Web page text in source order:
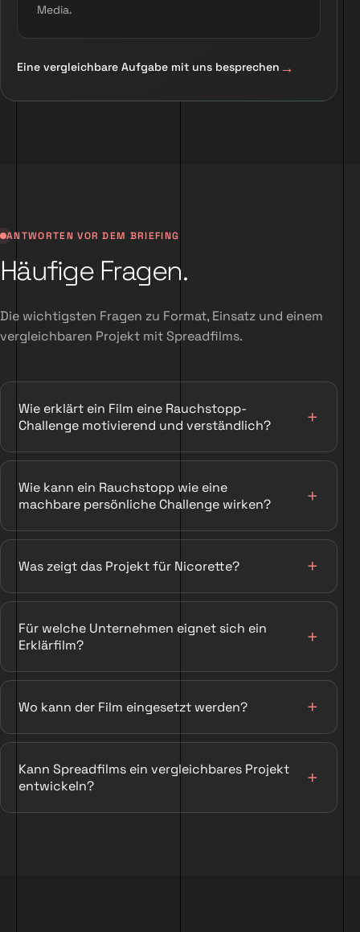
Media.
Eine vergleichbare Aufgabe mit uns besprechen
ANTWORTEN VOR DEM BRIEFING
Häufige Fragen.
Die wichtigsten Fragen zu Format, Einsatz und einem
vergleichbaren Projekt mit Spreadfilms.
Wie erklärt ein Film eine Rauchstopp-
Challenge motivierend und verständlich?
Wie kann ein Rauchstopp wie eine
machbare persönliche Challenge wirken?
Was zeigt das Projekt für Nicorette?
Für welche Unternehmen eignet sich ein
Erklärfilm?
Wo kann der Film eingesetzt werden?
Kann Spreadfilms ein vergleichbares Projekt
entwickeln?